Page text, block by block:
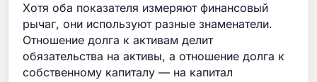
Хотя оба показателя измеряют финансовый
рычаг, они используют разные знаменатели.
Отношение долга к активам делит
обязательства на активы, а отношение долга к
собственному капиталу — на капитал